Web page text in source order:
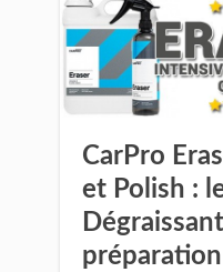
CarPro
et Polish :